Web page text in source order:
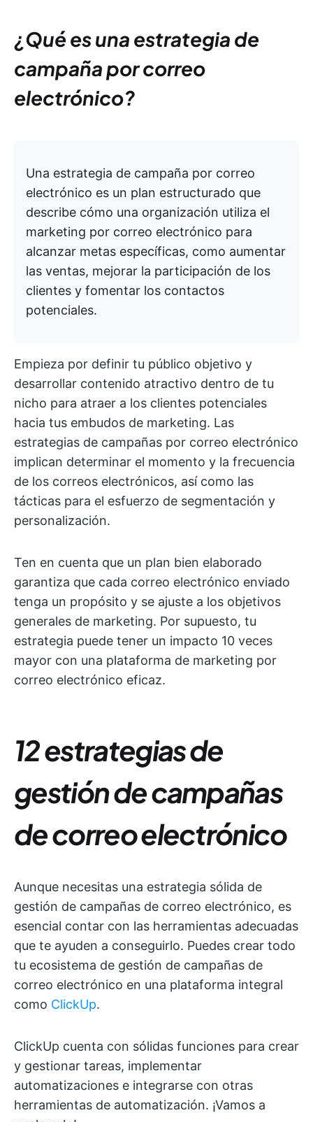
¿Qué es una estrategia de
campaña por correo
electrónico?
Una estrategia de campaña por correo
electrónico es un plan estructurado que
describe cómo una organización utiliza el
marketing por correo electrónico para
alcanzar metas específicas, como aumentar
las ventas, mejorar la participación de los
clientes y fomentar los contactos
potenciales.
Empieza por definir tu público objetivo y
desarrollar contenido atractivo dentro de tu
nicho para atraer a los clientes potenciales
hacia tus embudos de marketing. Las
estrategias de campañas por correo electrónico
implican determinar el momento y la frecuencia
de los correos electrónicos, así como las
tácticas para el esfuerzo de segmentación y
personalización.
Ten en cuenta que un plan bien elaborado
garantiza que cada correo electrónico enviado
tenga un propósito y se ajuste a los objetivos
generales de marketing. Por supuesto, tu
estrategia puede tener un impacto 10 veces
mayor con una plataforma de marketing por
correo electrónico eficaz.
12 estrategias de
gestión de campañas
de correo electrónico
Aunque necesitas una estrategia sólida de
gestión de campañas de correo electrónico, es
esencial contar con las herramientas adecuadas
que te ayuden a conseguirlo. Puedes crear todo
tu ecosistema de gestión de campañas de
correo electrónico en una plataforma integral
como ClickUp.
ClickUp cuenta con sólidas funciones para crear
y gestionar tareas, implementar
automatizaciones e integrarse con otras
herramientas de automatización. ¡Vamos a